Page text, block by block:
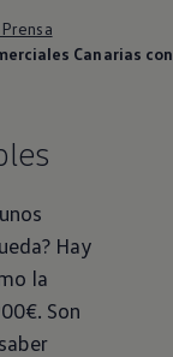
Canarias
Hay
la
Son